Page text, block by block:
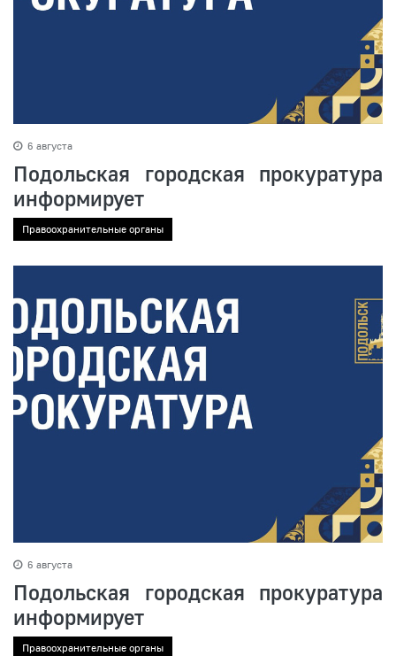
6 августа
Подольская городская прокуратура
информирует
Правоохранительные органы
6 августа
Подольская городская прокуратура
информирует
Правоохранительные органы